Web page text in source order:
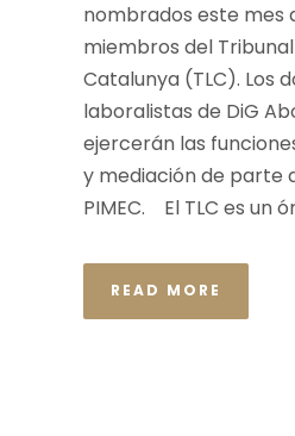
nombrados este mes
miembros del
Catalunya (TLC). Los
laboralistas de DiG
ejercerán las
y mediación de parte
PIMEC. El TLC es un
READ MORE